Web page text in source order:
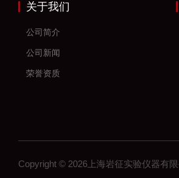
关于我们
公司简介
公司新闻
荣誉资质
Copyright © 2026上海岩征实验仪器有